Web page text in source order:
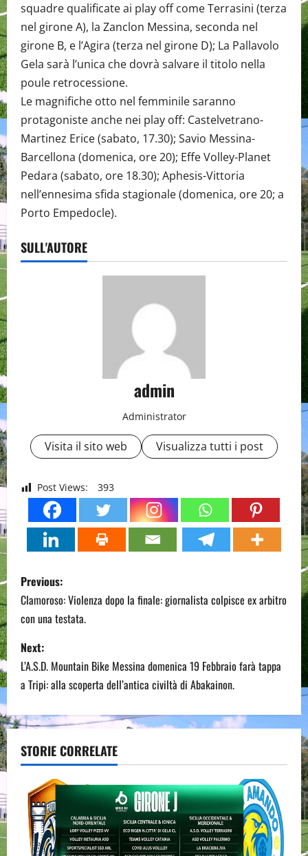
squadre qualificate ai play off come Terrasini (terza
nel girone A), la Zanclon Messina, seconda nel
girone B, e l’Agira (terza nel girone D); La Pallavolo
Gela sarà l’unica che dovrà salvare il titolo nella
poule retrocessione.
Le magnifiche otto nel femminile saranno
protagoniste anche nei play off: Castelvetrano-
Martinez Erice (sabato, 17.30); Savio Messina-
Barcellona (domenica, ore 20); Effe Volley-Planet
Pedara (sabato, ore 18.30); Aphesis-Vittoria
nell’ennesima sfida stagionale (domenica, ore 20; a
Porto Empedocle).
SULL'AUTORE
admin
Administrator
Visita il sito web Visualizza tutti i post
Post Views: 393
P
o
s
t
n
a
v
g
a
Previous:
Clamoroso: Violenza dopo la finale: giornalista colpisce ex arbitro
con una testata.
Next:
L’A.S.D. Mountain Bike Messina domenica 19 Febbraio farà tappa
a Tripi: alla scoperta dell’antica civiltà di Abakainon.
STORIE CORRELATE